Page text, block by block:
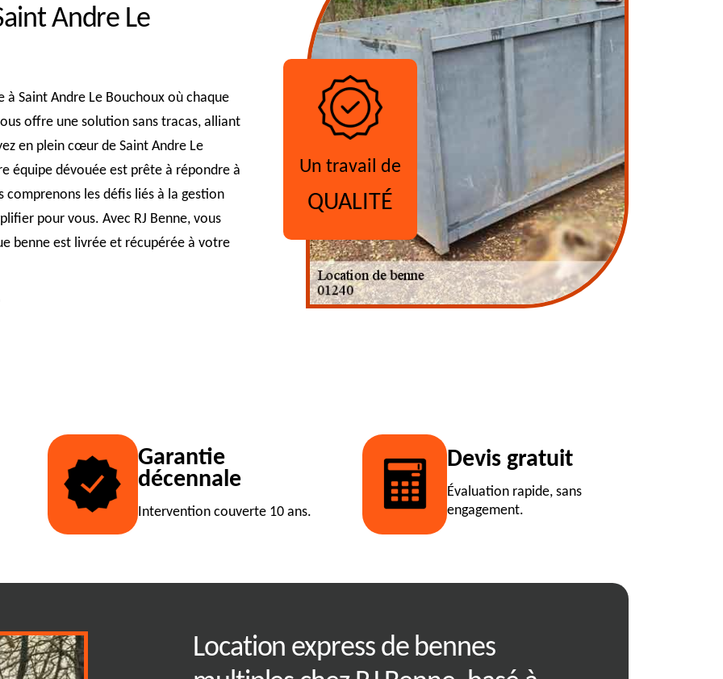
Andre Le
à Saint Andre Le Bouchoux où chaque
offre une solution sans tracas, alliant
en plein cœur de Saint Andre Le
équipe dévouée est prête à répondre à
les défis liés à la gestion
pour vous. Avec RJ Benne, vous
benne est livrée et récupérée à votre
Un travail de
QUALITÉ
Garantie
décennale
Intervention couverte 10 ans.
Devis gratuit
Évaluation rapide, sans
engagement.
location de
Location express de bennes